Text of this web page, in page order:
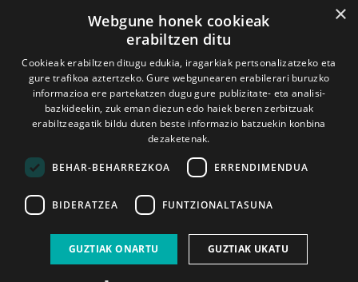
2026ko eka. 1a 2026ko mar. 1a
×
Webgune honek cookieak
erabiltzen ditu
Cookieak erabiltzen ditugu edukia, iragarkiak pertsonalizatzeko eta
gure trafikoa aztertzeko. Gure webgunearen erabilerari buruzko
informazioa ere partekatzen dugu gure publizitate- eta analisi-
bazkideekin, zuk eman diezun edo haiek beren zerbitzuak
erabiltzeagatik bildu duten beste informazio batzuekin konbina
dezaketenak.
BEHAR-BEHARREZKOA ERRENDIMENDUA
BIDERATZEA FUNTZIONALTASUNA
GUZTIAK ONARTU GUZTIAK UKATU